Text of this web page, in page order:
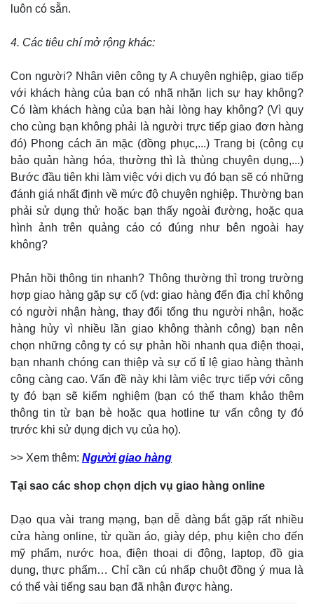
luôn có sẵn.
4. Các tiêu chí mở rộng khác:
Con người? Nhân viên công ty A chuyên nghiệp, giao tiếp
với khách hàng của bạn có nhã nhặn lịch sự hay không?
Có làm khách hàng của bạn hài lòng hay không? (Vì quy
cho cùng bạn không phải là người trực tiếp giao đơn hàng
đó) Phong cách ăn mặc (đồng phục,...) Trang bị (công cụ
bảo quản hàng hóa, thường thì là thùng chuyên dụng,...)
Bước đầu tiên khi làm việc với dịch vụ đó bạn sẽ có những
đánh giá nhất định về mức độ chuyên nghiệp. Thường bạn
phải sử dụng thử hoặc bạn thấy ngoài đường, hoặc qua
hình ảnh trên quảng cáo có đúng như bên ngoài hay
không?
Phản hồi thông tin nhanh? Thông thường thì trong trường
hợp giao hàng gặp sự cố (vd: giao hàng đến địa chỉ không
có người nhận hàng, thay đổi tổng thu người nhận, hoặc
hàng hủy vì nhiều lần giao không thành công) bạn nên
chọn những công ty có sự phản hồi nhanh qua điện thoại,
bạn nhanh chóng can thiệp và sự cố tỉ lệ giao hàng thành
công càng cao. Vấn đề này khi làm việc trực tiếp với công
ty đó bạn sẽ kiểm nghiệm (bạn có thể tham khảo thêm
thông tin từ bạn bè hoặc qua hotline tư vấn công ty đó
trước khi sử dụng dịch vụ của họ).
>> Xem thêm: Người giao hàng
Tại sao các shop chọn dịch vụ giao hàng online
Dạo qua vài trang mạng, bạn dễ dàng bắt gặp rất nhiều
cửa hàng online, từ quần áo, giày dép, phụ kiện cho đến
mỹ phẩm, nước hoa, điện thoại di động, laptop, đồ gia
dụng, thực phẩm… Chỉ cần cú nhấp chuột đồng ý mua là
có thể vài tiếng sau bạn đã nhận được hàng.